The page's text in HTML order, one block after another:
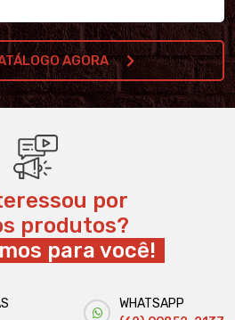
AGORA
por
produtos?
para você!
WHATSAPP